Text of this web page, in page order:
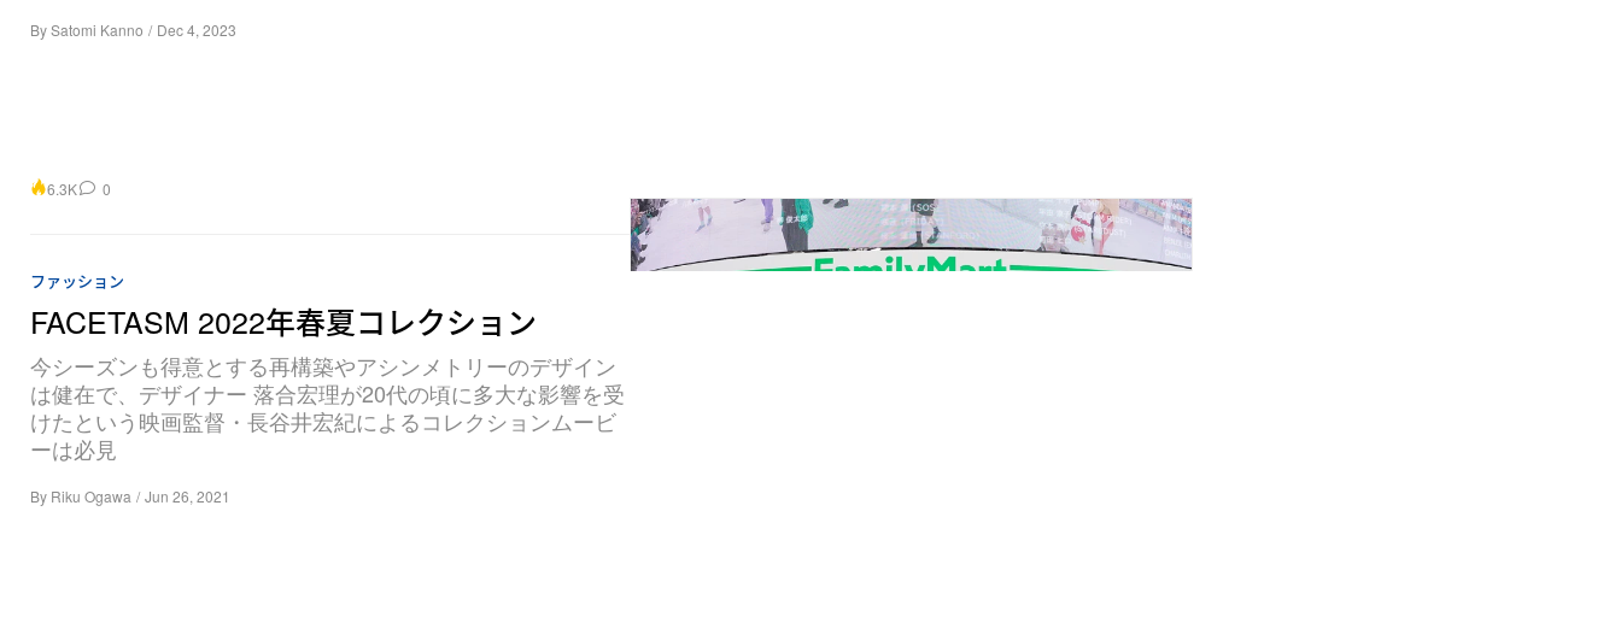
BySatomi Kanno / Dec 4, 2023
6.3K 0
ファッション
FACETASM 2022年春夏コレクション
今シーズンも得意とする再構築やアシンメトリーのデザイン
は健在で、デザイナー 落合宏理が20代の頃に多大な影響を受
けたという映画監督・長谷井宏紀によるコレクションムービ
ーは必見
By Riku Ogawa / Jun 26, 2021